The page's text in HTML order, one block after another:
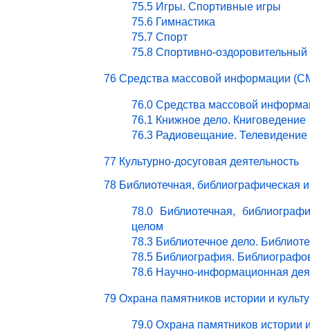
75.5 Игры. Спортивные игры
75.6 Гимнастика
75.7 Спорт
75.8 Спортивно-
76 Средства массовой информации
76.0 Средства массовой
76.1 Книжное дело. Книговедение
76.3 Радиовещание. Телевидение
77 Культурно-досуговая деятельность
78 Библиотечная, библиографическая
78.0 Библиотечная,
целом
78.3 Библиотечное дело.
78.5 Библиография.
78.6 Научно-информационная
79 Охрана памятников истории и
79.0 Охрана памятников истории